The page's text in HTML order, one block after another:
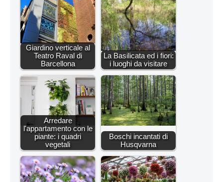
Giardino verticale al
Teatro Raval di
Barcellona
La Basilicata ed i fiori:
i luoghi da visitare
Arredare
l'appartamento con le
piante: i quadri
vegetali
Boschi incantati di
Husqvarna